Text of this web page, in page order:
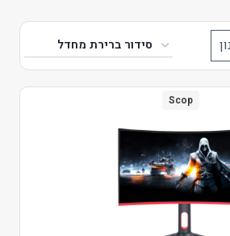
Scop